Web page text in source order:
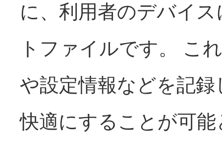
に、利用者のデバイ
トファイルです。 こ
や設定情報などを記
快適にすることが可